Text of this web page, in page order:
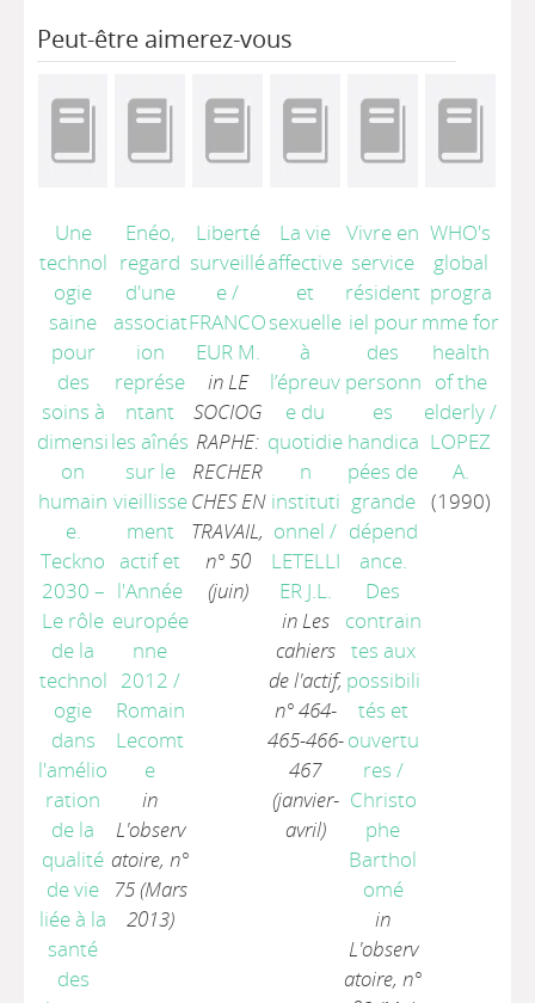
Peut-être aimerez-vous
Une
technol
ogie
saine
pour
des
soins à
dimensi
on
humain
e.
Teckno
2030 –
Le rôle
de la
technol
ogie
dans
l'amélio
ration
de la
qualité
de vie
liée à la
santé
des
Enéo,
regard
d'une
associat
ion
représe
ntant
les aînés
sur le
vieillisse
ment
actif et
l'Année
europée
nne
2012 /
Romain
Lecomt
e
in
L'observ
atoire, n°
75 (Mars
2013)
Liberté
surveillé
e/
FRANCO
EUR M.
in LE
SOCIOG
RAPHE:
RECHER
CHES EN
TRAVAIL,
n° 50
(juin)
La vie
affective
et
sexuelle
à
l’épreuv
e du
quotidie
n
instituti
onnel /
LETELLI
ER J.L.
in Les
cahiers
de l'actif,
n° 464-
465-466-
467
(janvier-
avril)
Vivre en
service
résident
iel pour
des
personn
es
handica
pées de
grande
dépend
ance.
Des
contrain
tes aux
possibili
tés et
ouvertu
res /
Christo
phe
Barthol
omé
in
L'observ
atoire, n°
WHO's
global
progra
mme for
health
of the
elderly/
LOPEZ
A.
(1990)